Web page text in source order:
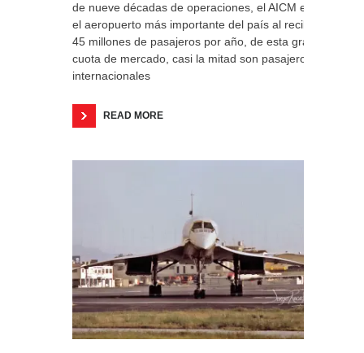
de nueve décadas de operaciones, el AICM es
el aeropuerto más importante del país al recibir
45 millones de pasajeros por año, de esta gran
cuota de mercado, casi la mitad son pasajeros
internacionales
READ MORE